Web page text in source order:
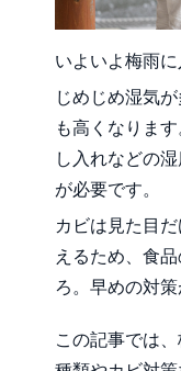
いよいよ梅雨に
じめじめ湿気
も高くなりま
し入れなどの
が必要です。
カビは見た目
えるため、食
ろ。早めの対策
この記事では